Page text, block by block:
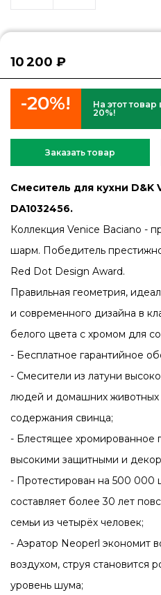
10 200 ₽
-20%!
На этот
20%!
Заказать товар
Смеситель для кухни D&K
DA1032456.
Коллекция Venice Baciano -
шарм. Победитель
Red Dot Design Award.
Правильная геометрия,
и современного дизайна в
белого цвета с хромом для
- Бесплатное гарантийное
- Смесители из латуни
людей и домашних животных
содержания свинца;
- Блестящее хромированное
высокими защитными и
- Протестирован на 500 000
составляет более 30 лет
семьи из четырёх человек;
- Аэратор Neoperl экономит
воздухом, струя становится
уровень шума;